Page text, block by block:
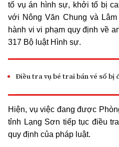
tố vụ án hình sự, khởi tố bị
với Nông Văn Chung và
hành vi vi phạm quy định về
317 Bộ luật Hình sự.
Điều tra vụ bé trai bán vé số bị
Hiện, vụ việc đang được
tỉnh Lạng Sơn tiếp tục điều
quy định của pháp luật.